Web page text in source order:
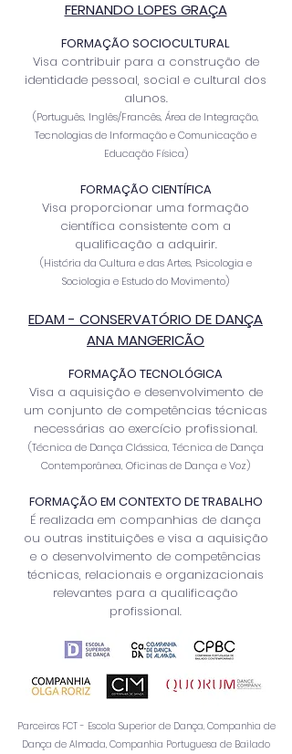
FERNANDO LOPES GRAÇA
FORMAÇÃO SOCIOCULTURAL
Visa contribuir para a construção de
identidade pessoal, social e cultural dos
alunos.
(Português, Inglês/Francês, Área de Integração,
Tecnologiasde Informação e Comunicação e
Educação Física)
FORMAÇÃO CIENTÍFICA
Visa proporcionar uma formação
científica consistente com a
qualificação a adquirir.
(História da Cultura e das Artes, Psicologia e
Sociologia e Estudo do Movimento)
EDAM - CONSERVATÓRIO DE DANÇA
ANA MANGERICÃO
FORMAÇÃO TECNOLÓGICA
Visa a aquisição e desenvolvimento de
um conjunto de competências técnicas
necessárias ao exercício profissional.
(Técnica de Dança Clássica, Técnica de Dança
Contemporânea, Oficinas de Dança e Voz)
FORMAÇÃO EM CONTEXTO DE TRABALHO
É realizada em companhias de dança
ou outras instituições e visa a aquisição
e o desenvolvimento de competências
técnicas, relacionais e organizacionais
relevantes para a qualificação
profissional.
Parceiros FCT - Escola Superior de Dança, Companhia de
Dança de Almada, Companhia Portuguesa de Bailado